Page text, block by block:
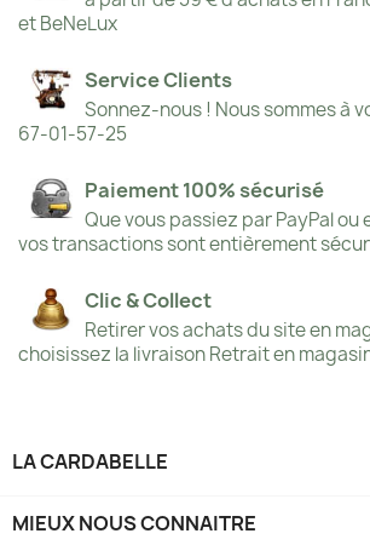
et BeNeLux
Service Clients
Sonnez-nous ! Nous sommes à
67-01-57-25
Paiement 100% sécurisé
Que vous passiez par PayPal ou
vos transactions sont entièrement
Clic & Collect
Retirer vos achats du site en
choisissez la livraison Retrait en
LA CARDABELLE
MIEUX NOUS CONNAITRE